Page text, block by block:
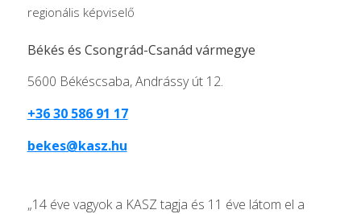
regionális képviselő
Békés és Csongrád-Csanád vármegye
5600 Békéscsaba, Andrássy út 12.
+36 30 586 91 17
bekes@kasz.hu
„14 éve vagyok a KASZ tagja és 11 éve látom el a